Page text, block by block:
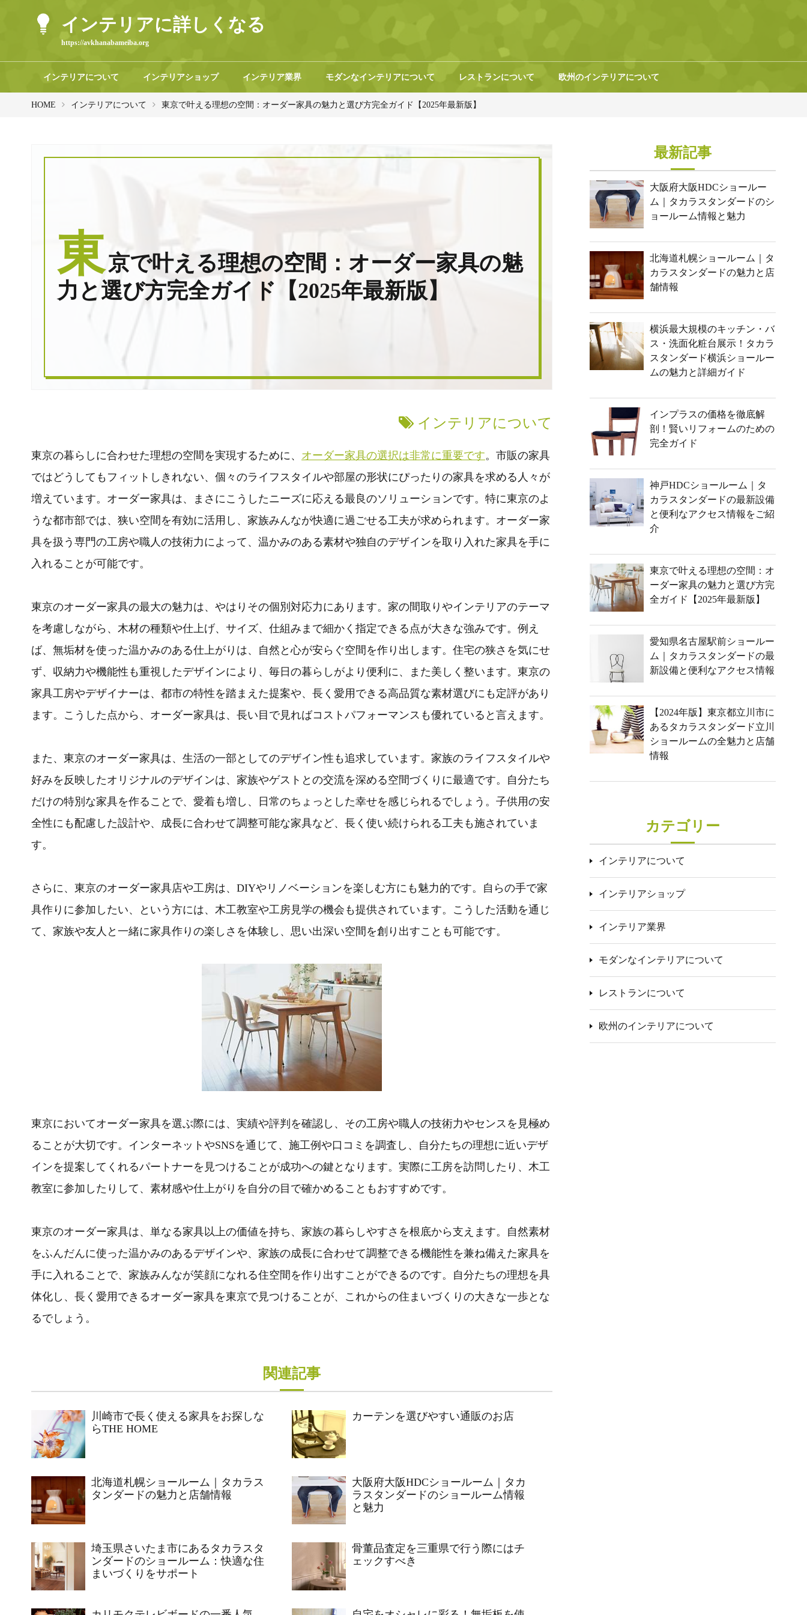
インテリアに詳しくなる
https://avkhanabameiba.org
インテリアについて インテリアショップ インテリア業界 モダンなインテリアについて レストランについて 欧州のインテリアについて
HOME インテリアについて 東京で叶える理想の空間：オーダー家具の魅力と選び方完全ガイド【2025年最新版】
東京で叶える理想の空間：オーダー家具の魅
力と選び方完全ガイド【2025年最新版】
インテリアについて
東京の暮らしに合わせた理想の空間を実現するために、 オーダー家具の選択は非常に重要です。市販の家具
ではどうしてもフィットしきれない、個々のライフスタイルや部屋の形状にぴったりの家具を求める人々が
増えています。オーダー家具は、まさにこうしたニーズに応える最良のソリューションです。特に東京のよ
うな都市部では、狭い空間を有効に活用し、家族みんなが快適に過ごせる工夫が求められます。オーダー家
具を扱う専門の工房や職人の技術力によって、温かみのある素材や独自のデザインを取り入れた家具を手に
入れることが可能です。
東京のオーダー家具の最大の魅力は、やはりその個別対応力にあります。家の間取りやインテリアのテーマ
を考慮しながら、木材の種類や仕上げ、サイズ、仕組みまで細かく指定できる点が大きな強みです。例え
ば、無垢材を使った温かみのある仕上がりは、自然と心が安らぐ空間を作り出します。住宅の狭さを気にせ
ず、収納力や機能性も重視したデザインにより、毎日の暮らしがより便利に、また美しく整います。東京の
家具工房やデザイナーは、都市の特性を踏まえた提案や、長く愛用できる高品質な素材選びにも定評があり
ます。こうした点から、オーダー家具は、長い目で見ればコストパフォーマンスも優れていると言えます。
また、東京のオーダー家具は、生活の一部としてのデザイン性も追求しています。家族のライフスタイルや
好みを反映したオリジナルのデザインは、家族やゲストとの交流を深める空間づくりに最適です。自分たち
だけの特別な家具を作ることで、愛着も増し、日常のちょっとした幸せを感じられるでしょう。子供用の安
全性にも配慮した設計や、成長に合わせて調整可能な家具など、長く使い続けられる工夫も施されていま
す。
さらに、東京のオーダー家具店や工房は、DIYやリノベーションを楽しむ方にも魅力的です。自らの手で家
具作りに参加したい、という方には、木工教室や工房見学の機会も提供されています。こうした活動を通じ
て、家族や友人と一緒に家具作りの楽しさを体験し、思い出深い空間を創り出すことも可能です。
東京においてオーダー家具を選ぶ際には、実績や評判を確認し、その工房や職人の技術力やセンスを見極め
ることが大切です。インターネットやSNSを通じて、施工例や口コミを調査し、自分たちの理想に近いデザ
インを提案してくれるパートナーを見つけることが成功への鍵となります。実際に工房を訪問したり、木工
教室に参加したりして、素材感や仕上がりを自分の目で確かめることもおすすめです。
東京のオーダー家具は、単なる家具以上の価値を持ち、家族の暮らしやすさを根底から支えます。自然素材
をふんだんに使った温かみのあるデザインや、家族の成長に合わせて調整できる機能性を兼ね備えた家具を
手に入れることで、家族みんなが笑顔になれる住空間を作り出すことができるのです。自分たちの理想を具
体化し、長く愛用できるオーダー家具を東京で見つけることが、これからの住まいづくりの大きな一歩とな
るでしょう。
関連記事
川崎市で長く使える家具をお探しな
らTHE HOME
カーテンを選びやすい通販のお店
北海道札幌ショールーム｜タカラス
タンダードの魅力と店舗情報
大阪府大阪HDCショールーム｜タカ
ラスタンダードのショールーム情報
と魅力
埼玉県さいたま市にあるタカラスタ
ンダードのショールーム：快適な住
まいづくりをサポート
骨董品査定を三重県で行う際にはチ
ェックすべき
最新記事
大阪府大阪HDCショールー
ム｜タカラスタンダードのシ
ョールーム情報と魅力
北海道札幌ショールーム｜タ
カラスタンダードの魅力と店
舗情報
横浜最大規模のキッチン・バ
ス・洗面化粧台展示！タカラ
スタンダード横浜ショールー
ムの魅力と詳細ガイド
インプラスの価格を徹底解
剖！賢いリフォームのための
完全ガイド
神戸HDCショールーム｜タ
カラスタンダードの最新設備
と便利なアクセス情報をご紹
介
東京で叶える理想の空間：オ
ーダー家具の魅力と選び方完
全ガイド【2025年最新版】
愛知県名古屋駅前ショールー
ム｜タカラスタンダードの最
新設備と便利なアクセス情報
【2024年版】東京都立川市に
あるタカラスタンダード立川
ショールームの全魅力と店舗
情報
カテゴリー
インテリアについて
インテリアショップ
インテリア業界
モダンなインテリアについて
レストランについて
欧州のインテリアについて